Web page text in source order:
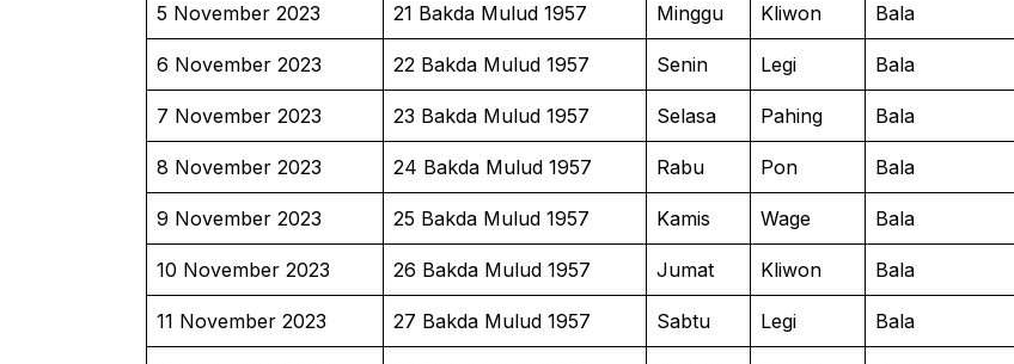
5 November 2023 21 Bakda Mulud 1957 Minggu Kliwon Bala
6 November 2023 22 Bakda Mulud 1957 Senin Legi Bala
7 November 2023 23 Bakda Mulud 1957 Selasa Pahing Bala
8 November 2023 24 Bakda Mulud 1957 Rabu Pon Bala
9 November 2023 25 Bakda Mulud 1957 Kamis Wage Bala
10 November 2023 26 Bakda Mulud 1957 Jumat Kliwon Bala
11 November 2023 27 Bakda Mulud 1957 Sabtu Legi Bala